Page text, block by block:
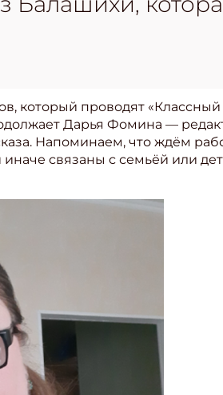
который проводят
Дарья Фомина —
Напоминаем, что ждём
связаны с семьёй или